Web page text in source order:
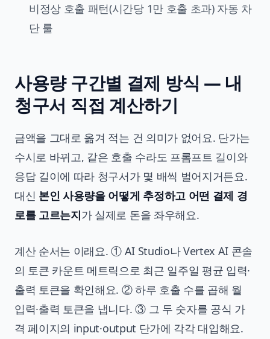
비정상 호출 패턴(시간당 1만 호출 초과) 자동 차
단 룰
사용량 구간별 결제 방식 — 내
청구서 직접 계산하기
금액을 그대로 옮겨 적는 건 의미가 없어요. 단가는
수시로 바뀌고, 같은 호출 수라도 프롬프트 길이와
응답 길이에 따라 청구서가 몇 배씩 벌어지거든요.
대신 본인 사용량을 어떻게 추정하고 어떤 결제 경
로를 고르는지가 실제로 돈을 좌우해요.
계산 순서는 이래요. ① AI Studio나 Vertex AI 콘솔
의 토큰 카운트 메트릭으로 최근 일주일 평균 입력·
출력 토큰을 확인해요. ② 하루 호출 수를 곱해 월
입력·출력 토큰을 냅니다. ③ 그 두 숫자를 공식 가
격 페이지의 input·output 단가에 각각 대입해요.